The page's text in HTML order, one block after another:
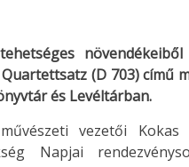
(D 703) című
és Levéltárban.
vezetői
Napjai